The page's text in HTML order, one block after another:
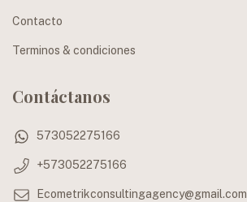
Contacto
Terminos & condiciones
Contáctanos
573052275166
+573052275166
Ecometrikconsultingagency@gmail.com